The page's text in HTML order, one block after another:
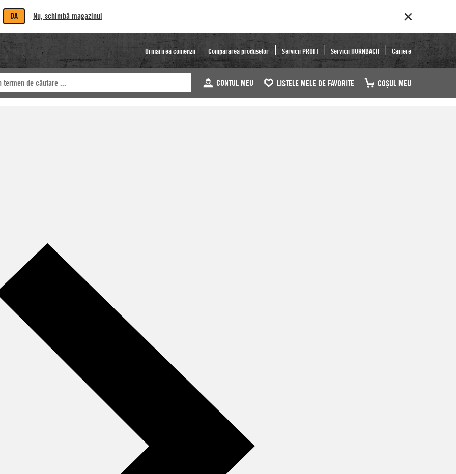
DA Nu, schimbă magazinul
Urmărirea comenzii Compararea produselor Servicii PROFI Servicii HORNBACH Cariere
CONTUL MEU LISTELE MELE DE FAVORITE COŞUL MEU